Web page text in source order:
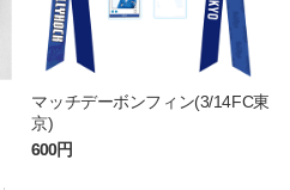
マッチデーボンフィン(3/14FC東
京)
600円